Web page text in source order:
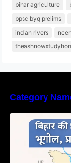
bihar agriculture
bpsc byq prelims
indian rivers
Category